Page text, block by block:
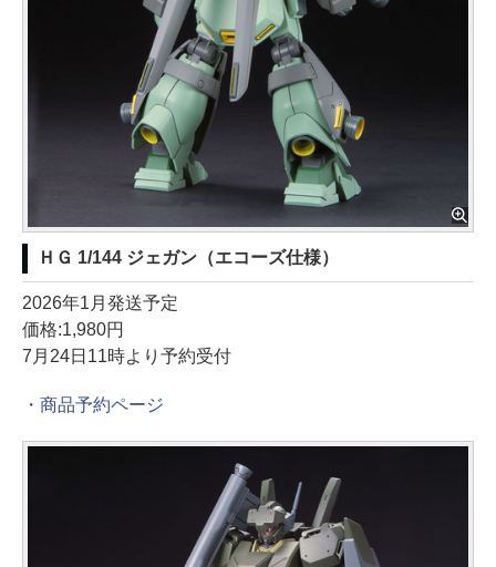
ＨＧ 1/144 ジェガン（エコーズ仕様）
2026年1月発送予定
価格:1,980円
7月24日11時より予約受付
・商品予約ページ